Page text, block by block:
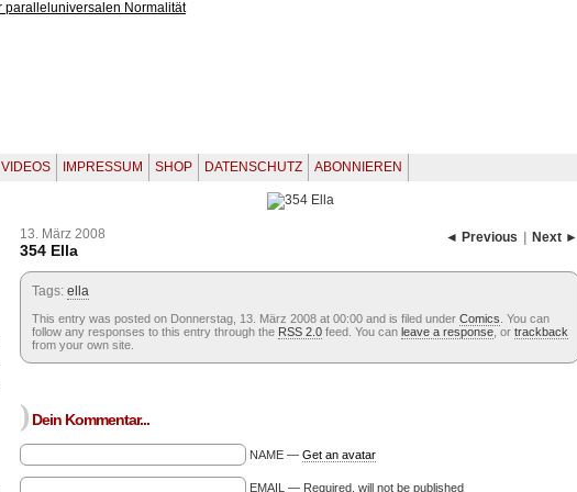
VIDEOS IMPRESSUM SHOP DATENSCHUTZ ABONNIEREN
◄ Previous Next ►
13. März 2008
354 Ella
Tags: ella
This entry was posted on Donnerstag, 13. März 2008 at 00:00 and is filed under Comics . You can
follow any responses to this entry through the RSS 2.0 feed. You can leave a response , or trackback
from your own site.
) Dein Kommentar...
NAME — Get an avatar
EMAIL — Required, will not be published